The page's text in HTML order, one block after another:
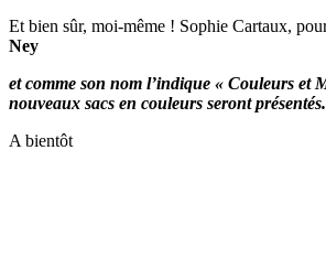
Et bien sûr, moi-même ! Sophie Cartaux,
Ney
et comme son nom l’indique « Couleurs et
nouveaux sacs en couleurs seront présentés.
A bientôt